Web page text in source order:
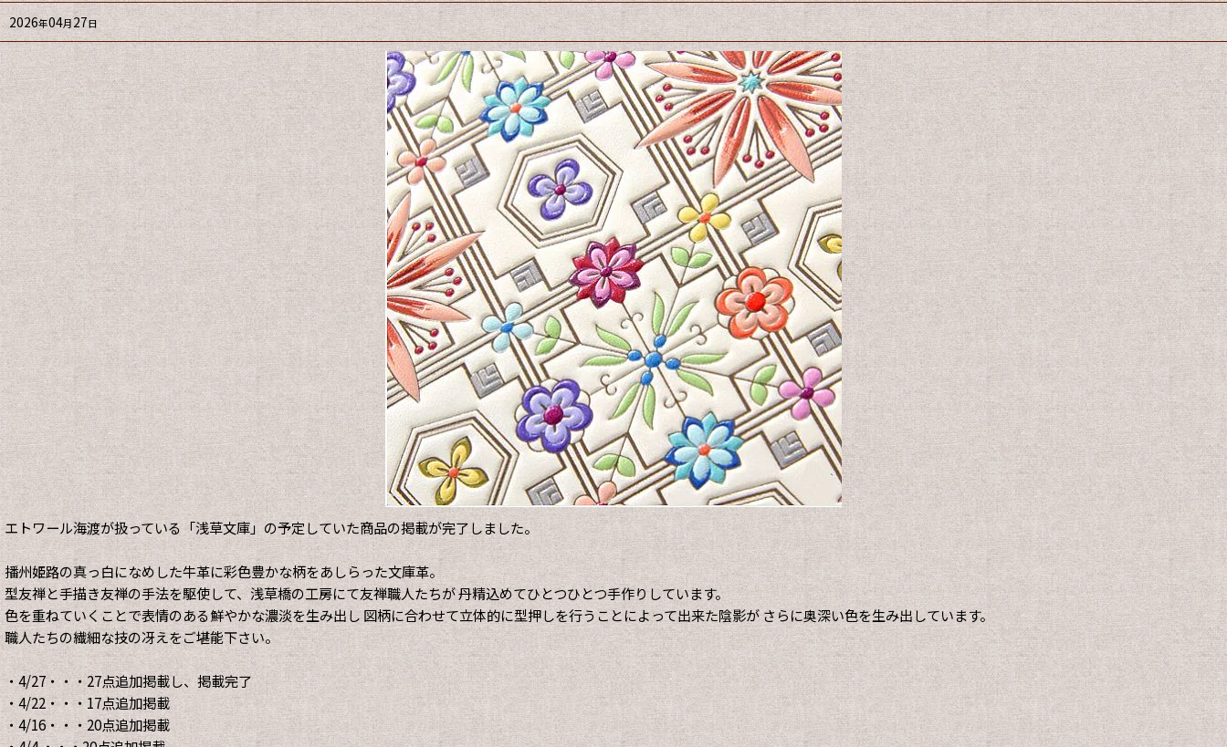
2026年04月27日
エトワール海渡が扱っている「浅草文庫」の予定していた商品の掲載が完了しました。
播州姫路の真っ白になめした牛革に彩色豊かな柄をあしらった文庫革。
型友禅と手描き友禅の手法を駆使して、浅草橋の工房にて友禅職人たちが 丹精込めてひとつひとつ手作りしています。
色を重ねていくことで表情のある鮮やかな濃淡を生み出し 図柄に合わせて立体的に型押しを行うことによって出来た陰影が さらに奥深い色を生み出しています。
職人たちの繊細な技の冴えをご堪能下さい。
・4/27・・・27点追加掲載し、掲載完了
・4/22・・・17点追加掲載
・4/16・・・20点追加掲載